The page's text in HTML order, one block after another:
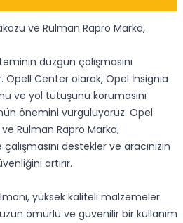
ve Rulman Rapro Marka,
düzgün çalışmasını
Opell Center olarak, Opel İnsignia
ve yol tutuşunu korumasını
önemini vurguluyoruz. Opel
Rulman Rapro Marka,
destekler ve aracınızın
artırır.
yüksek kaliteli malzemeler
ömürlü ve güvenilir bir kullanım